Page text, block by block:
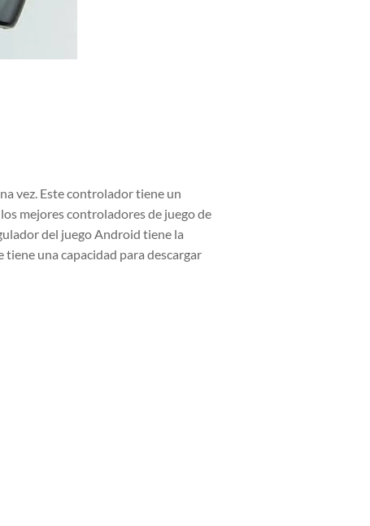
vez. Este controlador tiene un
mejores controladores de juego de
del juego Android tiene la
una capacidad para descargar